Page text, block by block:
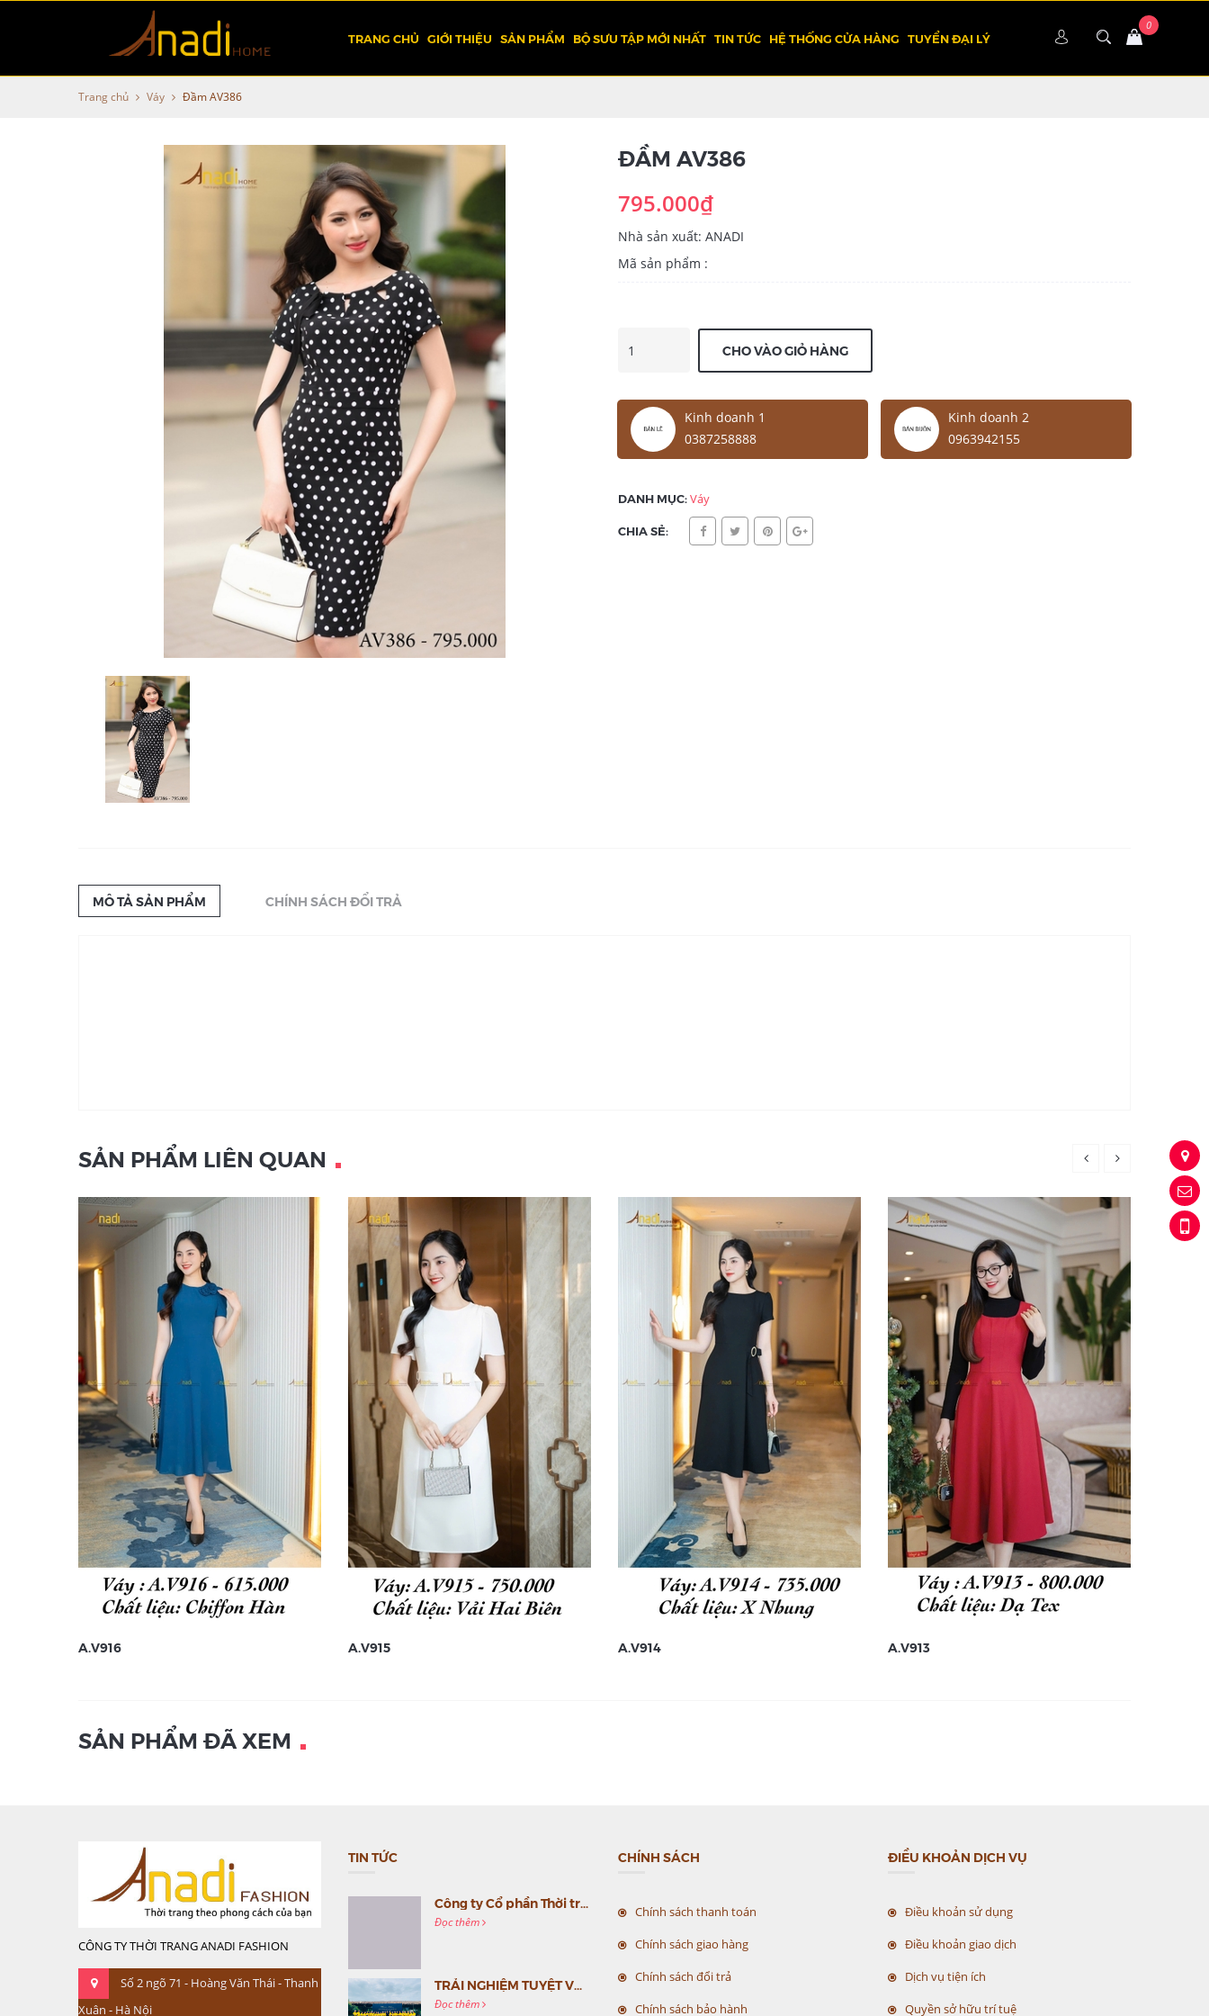
TRANG CHỦ GIỚI THIỆU SẢN PHẨM BỘ SƯU TẬP MỚI NHẤT TIN TỨC HỆ THỐNG CỬA HÀNG TUYỂN ĐẠI LÝ
Trang chủ Váy Đầm AV386
ĐẦM AV386
795.000₫
Nhà sản xuất: ANADI
Mã sản phẩm :
CHO VÀO GIỎ HÀNG
Kinh doanh 1
0387258888
Kinh doanh 2
0963942155
DANH MỤC:Váy
CHIA SẺ:
MÔ TẢ SẢN PHẨM CHÍNH SÁCH ĐỔI TRẢ
SẢN PHẨM LIÊN QUAN
A.V916 A.V915 A.V914 A.V913
SẢN PHẨM ĐÃ XEM
CÔNG TY THỜI TRANG ANADI FASHION
Số 2 ngõ 71 - Hoàng Văn Thái - Thanh
Xuân - Hà Nội
TIN TỨC
Công ty Cổ phần Thời trang MC Việt Nam (MC Fashion) tổ chức Gala mừng sinh nhật lần thứ 9
Đọc thêm
TRẢI NGHIỆM TUYỆT VỜI CÙNG MC VIỆT NAM
Đọc thêm
CHÍNH SÁCH
Chính sách thanh toán
Chính sách giao hàng
Chính sách đổi trả
Chính sách bảo hành
ĐIỀU KHOẢN DỊCH VỤ
Điều khoản sử dụng
Điều khoản giao dịch
Dịch vụ tiện ích
Quyền sở hữu trí tuệ